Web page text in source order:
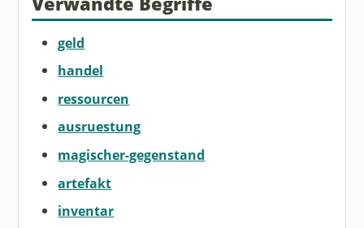
geld
handel
ressourcen
ausruestung
magischer-gegenstand
artefakt
inventar